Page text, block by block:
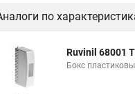
по
Ruvinil 68001
Бокс